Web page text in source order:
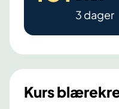
d
e
l
1
t
a
t
a
k
3 dager
Kurs